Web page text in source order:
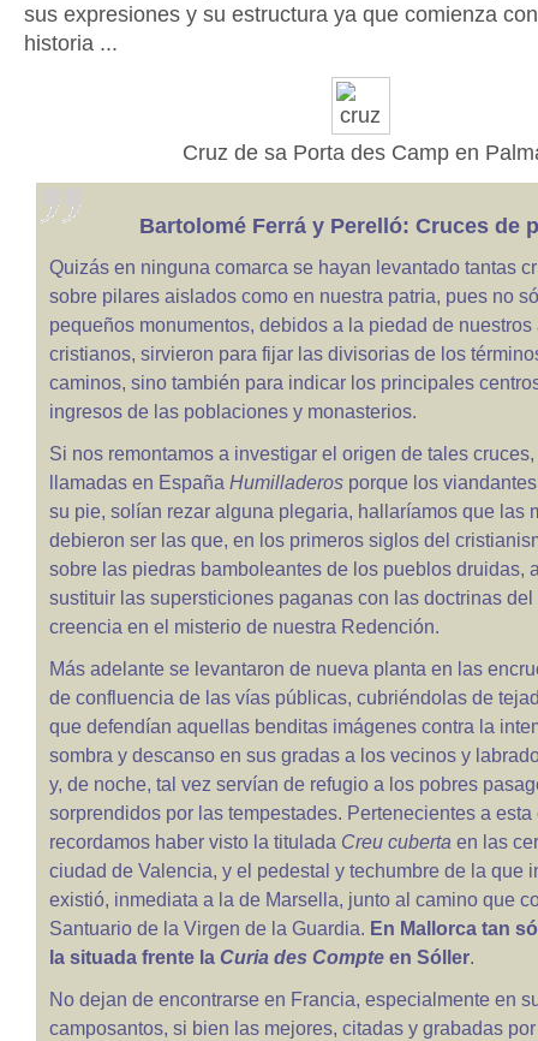
sus expresiones y su estructura ya que comienza
historia ...
Cruz de sa Porta des Camp en
Bartolomé Ferrá y Perelló: Cruces de
Quizás en ninguna comarca se hayan levantado tantas
sobre pilares aislados como en nuestra patria, pues no
pequeños monumentos, debidos a la piedad de nuestros
cristianos, sirvieron para fijar las divisorias de los
caminos, sino también para indicar los principales
ingresos de las poblaciones y monasterios.
Si nos remontamos a investigar el origen de tales
llamadas en España Humilladerosporque los
su pie, solían rezar alguna plegaria, hallaríamos que las
debieron ser las que, en los primeros siglos del
sobre las piedras bamboleantes de los pueblos druidas,
sustituir las supersticiones paganas con las doctrinas
creencia en el misterio de nuestra Redención.
Más adelante se levantaron de nueva planta en las
de confluencia de las vías públicas, cubriéndolas de
que defendían aquellas benditas imágenes contra la
sombra y descanso en sus gradas a los vecinos y
y, de noche, tal vez servían de refugio a los pobres
sorprendidos por las tempestades. Pertenecientes a esta
recordamos haber visto la titulada Creu cuberta en las
ciudad de Valencia, y el pedestal y techumbre de la que
existió, inmediata a la de Marsella, junto al camino que
Santuario de la Virgen de la Guardia. En Mallorca tan
la situada frente la Curia des Compteen Sóller.
No dejan de encontrarse en Francia, especialmente en
camposantos, si bien las mejores, citadas y grabadas